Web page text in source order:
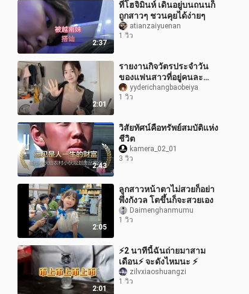
2:37
ที่โฮจิมินห์ เดินอยู่บนถนนก็
ถูกสาวๆ ชวนคุยได้ง่ายๆ
atianzaiyuenan
1 วิว
2:01
รายงานกิจวัตรประจำวัน
ของแฟนสาวที่อยู่คนละ
เมือง: เรียนพิลาทิส+กิน
เค้ก+พาแมวกลับบ้าน+ทำ
yyderichangbaobeiya
1 วิว
2:43
วิสัยทัศน์คือทรัพย์สมบัติแห่ง
ชีวิต
kamera_02_01
3 วิว
2:05
ลูกสาวหน้าตาไม่สวยก็อย่า
พึ่งกังวล โตขึ้นก็จะสวยเอง
Daimenghanmumu
1 วิว
2:01
⚡2 นาทีนี้ฉันถ่ายมาสาม
เดือน⚡ จะดังไหมนะ ⚡
zilvxiaoshuangzi
1 วิว